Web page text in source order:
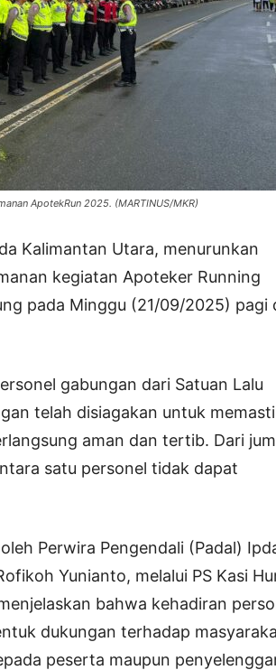
ApotekRun 2025. (MARTINUS/MKR)
Kalimantan Utara, menurunkan
kegiatan Apoteker Running
pada Minggu (21/09/2025) pagi
gabungan dari Satuan Lalu
telah disiagakan untuk
aman dan tertib. Dari
satu personel tidak dapat
Perwira Pengendali (Padal)
Yunianto, melalui PS Kasi
bahwa kehadiran
dukungan terhadap
peserta maupun